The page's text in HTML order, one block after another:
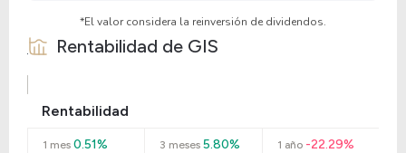
*El valor considera la reinversión de dividendos.
Rentabilidad de GIS
Rentabilidad
1 mes 0.51% 3 meses 5.80% 1 año-22.29%